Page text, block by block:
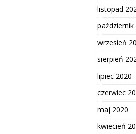
listopad
październik
wrzesień
sierpień
lipiec 2020
czerwiec
maj 2020
kwiecień